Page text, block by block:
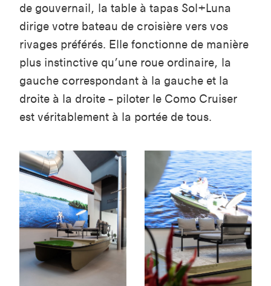
de gouvernail, la table à tapas Sol+Luna
dirige votre bateau de croisière vers vos
rivages préférés. Elle fonctionne de manière
plus instinctive qu’une roue ordinaire, la
gauche correspondant à la gauche et la
droite à la droite – piloter le Como Cruiser
est véritablement à la portée de tous.